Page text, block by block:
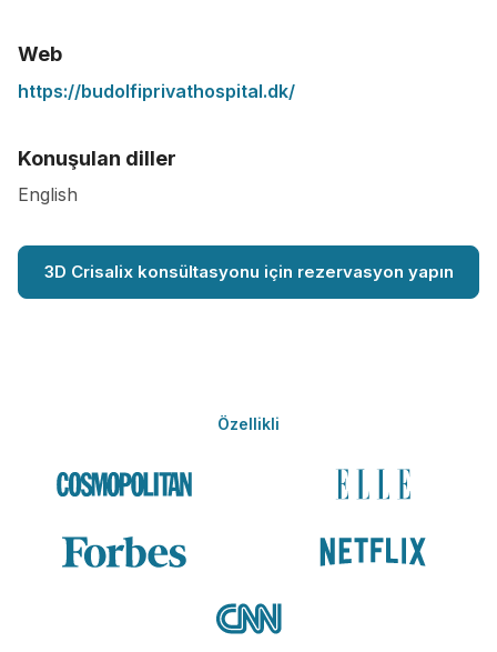
Web
https://budolfiprivathospital.dk/
Konuşulan diller
English
3D Crisalix konsültasyonu için rezervasyon yapın
Özellikli